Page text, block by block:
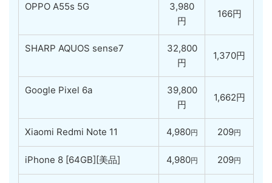
OPPO A55s 5G
3,980
円
166円
SHARP AQUOS sense7
32,800
円
1,370円
Google Pixel 6a
39,800
円
1,662円
Xiaomi Redmi Note 11 4,980円 209円
iPhone 8 [64GB][美品] 4,980円 209円